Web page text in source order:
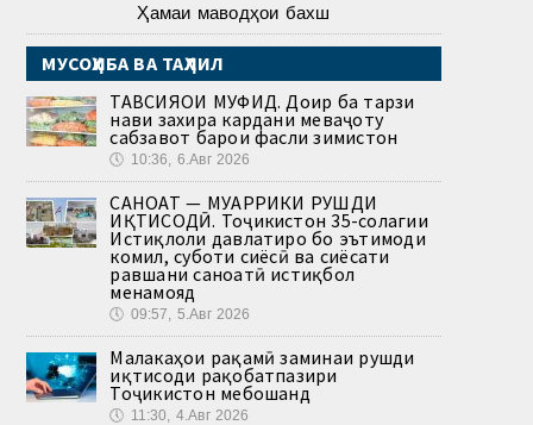
Ҳамаи маводҳои бахш
МУСОҲИБА ВА ТАҲЛИЛ
ТАВСИЯҲОИ МУФИД. Доир ба тарзи
нави захира кардани меваҷоту
сабзавот барои фасли зимистон
🕔 10:36, 6.Авг 2026
САНОАТ — МУҲАРРИКИ РУШДИ
ИҚТИСОДӢ. Тоҷикистон 35-солагии
Истиқлоли давлатиро бо эътимоди
комил, суботи сиёсӣ ва сиёсати
равшани саноатӣ истиқбол
менамояд
🕔 09:57, 5.Авг 2026
Малакаҳои рақамӣ заминаи рушди
иқтисоди рақобатпазири
Тоҷикистон мебошанд
🕔 11:30, 4.Авг 2026